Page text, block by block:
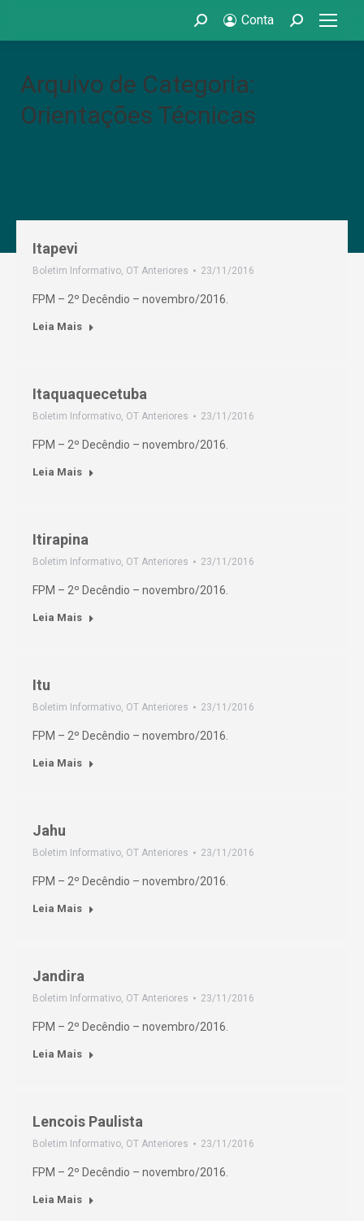
Search: Conta Search:
Arquivo de Categoria:
Orientações Técnicas
Itapevi
Boletim Informativo, OT Anteriores 23/11/2016
FPM – 2º Decêndio – novembro/2016.
Leia Mais
Itaquaquecetuba
Boletim Informativo, OT Anteriores 23/11/2016
FPM – 2º Decêndio – novembro/2016.
Leia Mais
Itirapina
Boletim Informativo, OT Anteriores 23/11/2016
FPM – 2º Decêndio – novembro/2016.
Leia Mais
Itu
Boletim Informativo, OT Anteriores 23/11/2016
FPM – 2º Decêndio – novembro/2016.
Leia Mais
Jahu
Boletim Informativo, OT Anteriores 23/11/2016
FPM – 2º Decêndio – novembro/2016.
Leia Mais
Jandira
Boletim Informativo, OT Anteriores 23/11/2016
FPM – 2º Decêndio – novembro/2016.
Leia Mais
Lencois Paulista
Boletim Informativo, OT Anteriores 23/11/2016
FPM – 2º Decêndio – novembro/2016.
Leia Mais